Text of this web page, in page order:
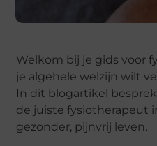
Welkom bij je gids voor
je algehele welzijn wilt
In dit blogartikel
de juiste fysiotherapeut
gezonder, pijnvrij leven.